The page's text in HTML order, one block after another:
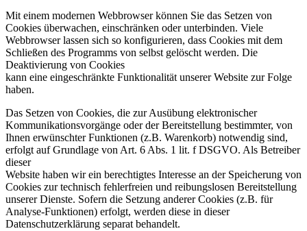
Mit einem modernen Webbrowser können Sie das Setzen von
Cookies überwachen, einschränken oder unterbinden. Viele
Webbrowser lassen sich so konfigurieren, dass Cookies mit dem
Schließen des Programms von selbst gelöscht werden. Die
Deaktivierung von Cookies
kann eine eingeschränkte Funktionalität unserer Website zur Folge
haben.
Das Setzen von Cookies, die zur Ausübung elektronischer
Kommunikationsvorgänge oder der Bereitstellung bestimmter, von
Ihnen erwünschter Funktionen (z.B. Warenkorb) notwendig sind,
erfolgt auf Grundlage von Art. 6 Abs. 1 lit. f DSGVO. Als Betreiber
dieser
Website haben wir ein berechtigtes Interesse an der Speicherung von
Cookies zur technisch fehlerfreien und reibungslosen Bereitstellung
unserer Dienste. Sofern die Setzung anderer Cookies (z.B. für
Analyse-Funktionen) erfolgt, werden diese in dieser
Datenschutzerklärung separat behandelt.